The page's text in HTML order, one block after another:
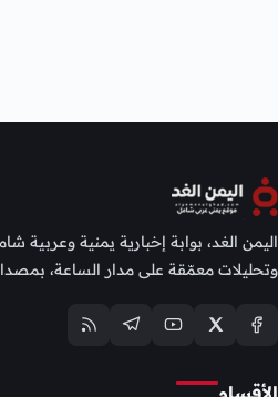
اليمن الغد، بوابة إخبارية يمنية وعربية
وتحليلات معمّقة على مدار الساعة،
الأقسام